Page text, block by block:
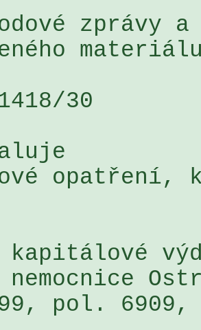
30
opatření,
nemocnice
pol. 6909,